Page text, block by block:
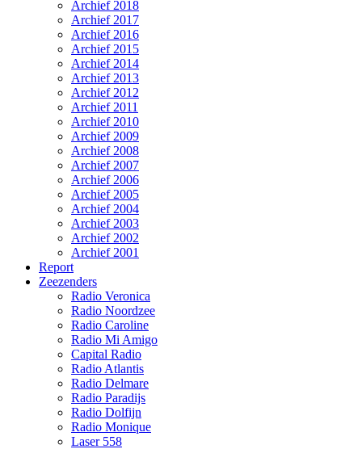
Archief 2018
Archief 2017
Archief 2016
Archief 2015
Archief 2014
Archief 2013
Archief 2012
Archief 2011
Archief 2010
Archief 2009
Archief 2008
Archief 2007
Archief 2006
Archief 2005
Archief 2004
Archief 2003
Archief 2002
Archief 2001
Report
Zeezenders
Radio Veronica
Radio Noordzee
Radio Caroline
Radio Mi Amigo
Capital Radio
Radio Atlantis
Radio Delmare
Radio Paradijs
Radio Dolfijn
Radio Monique
Laser 558